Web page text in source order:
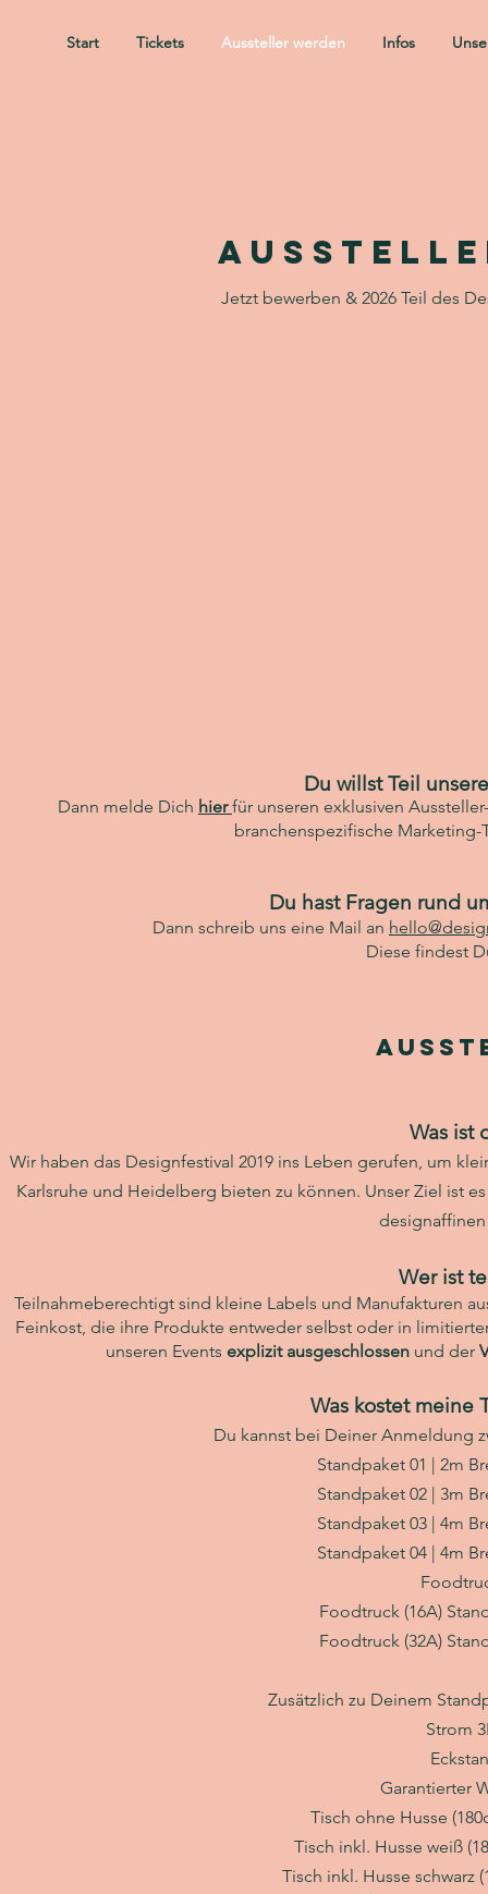
Start Tickets Aussteller werden Infos
Jetzt bewerben & 2026 Teil des
Du willst Teil
Dann melde Dich hierfür unseren exklusiven
branchenspezifische
Du hast Fragen rund
Dann schreib uns eine Mail an
Diese findest
Ausst
Was ist
Wir haben das Designfestival 2019 ins Leben gerufen, um
Karlsruhe und Heidelberg bieten zu können. Unser Ziel ist
Wer ist
Teilnahmeberechtigt sind kleine Labels und Manufakturen
Feinkost, die ihre Produkte entweder selbst oder in
unseren Events explizit ausgeschlossenund der
Was kostet meine
Du kannst bei Deiner Anmeldung
Standpaket 01 | 2m
Standpaket 02 | 3m
Standpaket 03 | 4m
Standpaket 04 | 4m
Foodtruck (16A)
Foodtruck (32A)
Zusätzlich zu Deinem
Strom
Garantierter
Tisch ohne Husse
Tisch inkl. Husse weiß
Tisch inkl. Husse schwarz